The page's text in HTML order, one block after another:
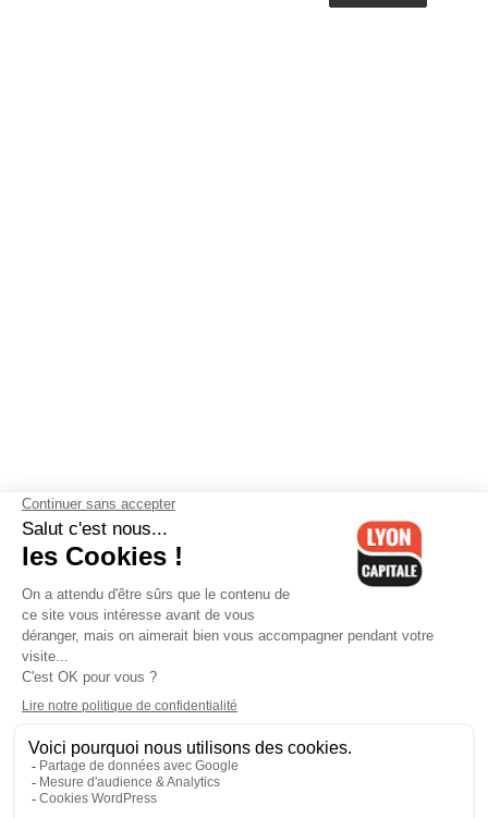
Contactez-nous-Mentions légales-CGV-Politique de
confidentialité-Gestion des cookies